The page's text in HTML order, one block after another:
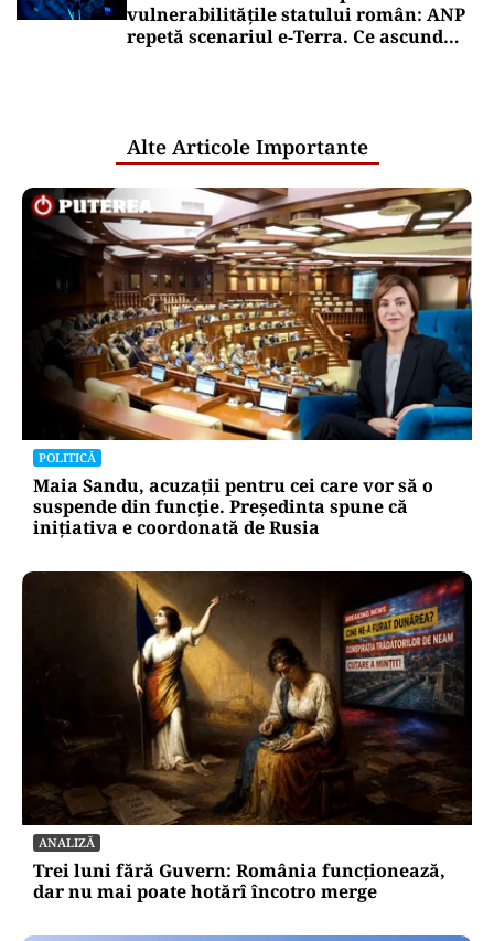
vulnerabilitățile statului român: ANP
repetă scenariul e‑Terra. Ce ascund
Alte Articole Importante
POLITICĂ
Maia Sandu, acuzații pentru cei care vor să o
suspende din funcție. Președinta spune că
inițiativa e coordonată de Rusia
ANALIZĂ
Trei luni fără Guvern: România funcționează,
dar nu mai poate hotărî încotro merge